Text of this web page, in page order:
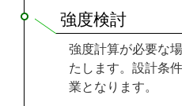
強度検討
強度計算が必要な
たします。設計条
業となります。